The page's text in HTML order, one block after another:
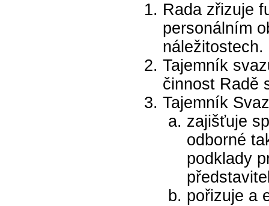
Rada zřizuje
personálním
náležitostech.
Tajemník
činnost Radě
Tajemník
zajišťuje
odborné
podklady
pořizuje a